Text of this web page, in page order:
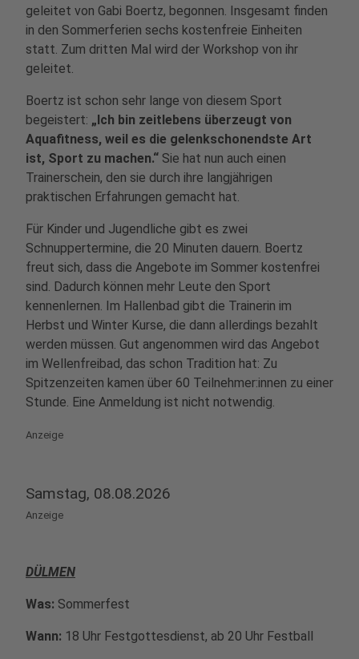
geleitet von Gabi Boertz, begonnen. Insgesamt finden
in den Sommerferien sechs kostenfreie Einheiten
statt. Zum dritten Mal wird der Workshop von ihr
geleitet.
Boertz ist schon sehr lange von diesem Sport
begeistert: „Ich bin zeitlebens überzeugt von
Aquafitness, weil es die gelenkschonendste Art
ist, Sport zu machen.“ Sie hat nun auch einen
Trainerschein, den sie durch ihre langjährigen
praktischen Erfahrungen gemacht hat.
Für Kinder und Jugendliche gibt es zwei
Schnuppertermine, die 20 Minuten dauern. Boertz
freut sich, dass die Angebote im Sommer kostenfrei
sind. Dadurch können mehr Leute den Sport
kennenlernen. Im Hallenbad gibt die Trainerin im
Herbst und Winter Kurse, die dann allerdings bezahlt
werden müssen. Gut angenommen wird das Angebot
im Wellenfreibad, das schon Tradition hat: Zu
Spitzenzeiten kamen über 60 Teilnehmer:innen zu einer
Stunde. Eine Anmeldung ist nicht notwendig.
Anzeige
Samstag, 08.08.2026
Anzeige
DÜLMEN
Was: Sommerfest
Wann: 18 Uhr Festgottesdienst, ab 20 Uhr Festball